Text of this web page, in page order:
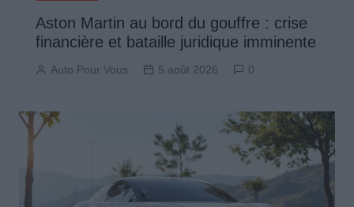
Aston Martin au bord du gouffre : crise
financière et bataille juridique imminente
Auto Pour Vous 5 août 2026 0